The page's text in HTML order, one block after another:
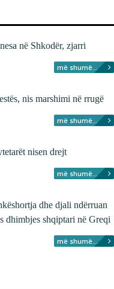
në Shkodër, zjarri
më shumë...
nis marshimi në rrugë
më shumë...
nisen drejt
më shumë...
dhe djali ndërruan
dhimbjes shqiptari në Greqi
më shumë...